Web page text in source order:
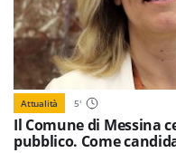
Attualità 5'
Il Comune di Messina
pubblico. Come